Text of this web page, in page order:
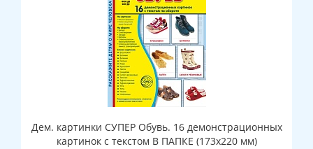
Дем. картинки СУПЕР Обувь. 16 демонстрационных
картинок с текстом В ПАПКЕ (173х220 мм)